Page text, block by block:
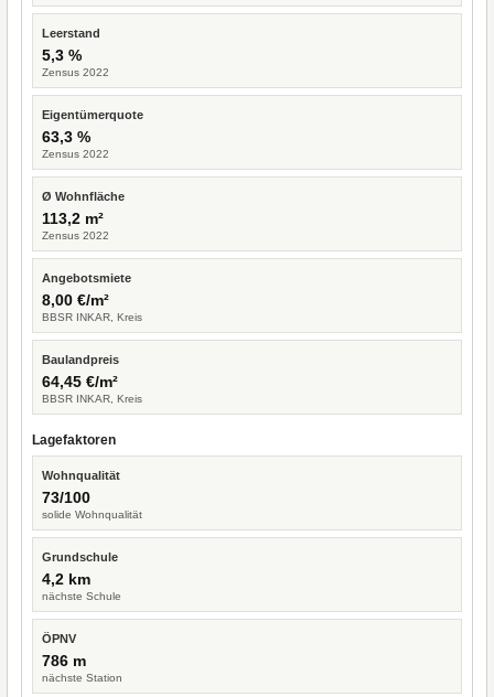
Leerstand
5,3 %
Zensus 2022
Eigentümerquote
63,3 %
Zensus 2022
Ø Wohnfläche
113,2 m²
Zensus 2022
Angebotsmiete
8,00 €/m²
BBSR INKAR, Kreis
Baulandpreis
64,45 €/m²
BBSR INKAR, Kreis
Lagefaktoren
Wohnqualität
73/100
solide Wohnqualität
Grundschule
4,2 km
nächste Schule
ÖPNV
786 m
nächste Station